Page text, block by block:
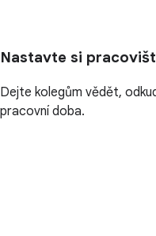
Nastavte si
Dejte kolegům vědět,
pracovní doba.